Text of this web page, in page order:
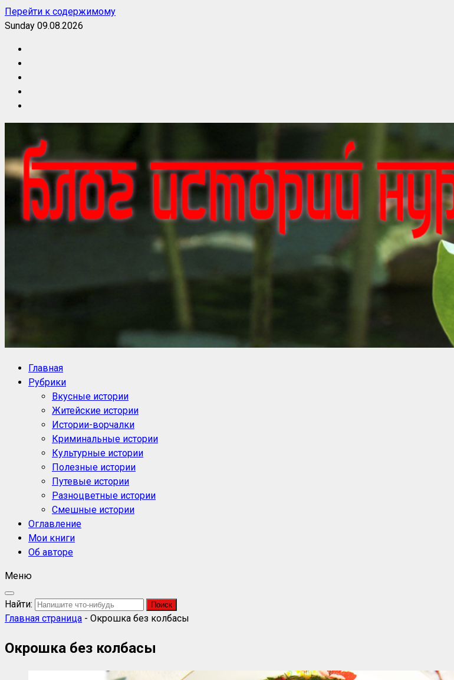
Перейти к содержимому
Sunday 09.08.2026
Блог историй NoorySan
Главная
Рубрики
Вкусные истории
Житейские истории
Истории-ворчалки
Криминальные истории
Культурные истории
Полезные истории
Путевые истории
Разноцветные истории
Смешные истории
Оглавление
Мои книги
Об авторе
Меню
Найти:
Главная страница - Окрошка без колбасы
Окрошка без колбасы